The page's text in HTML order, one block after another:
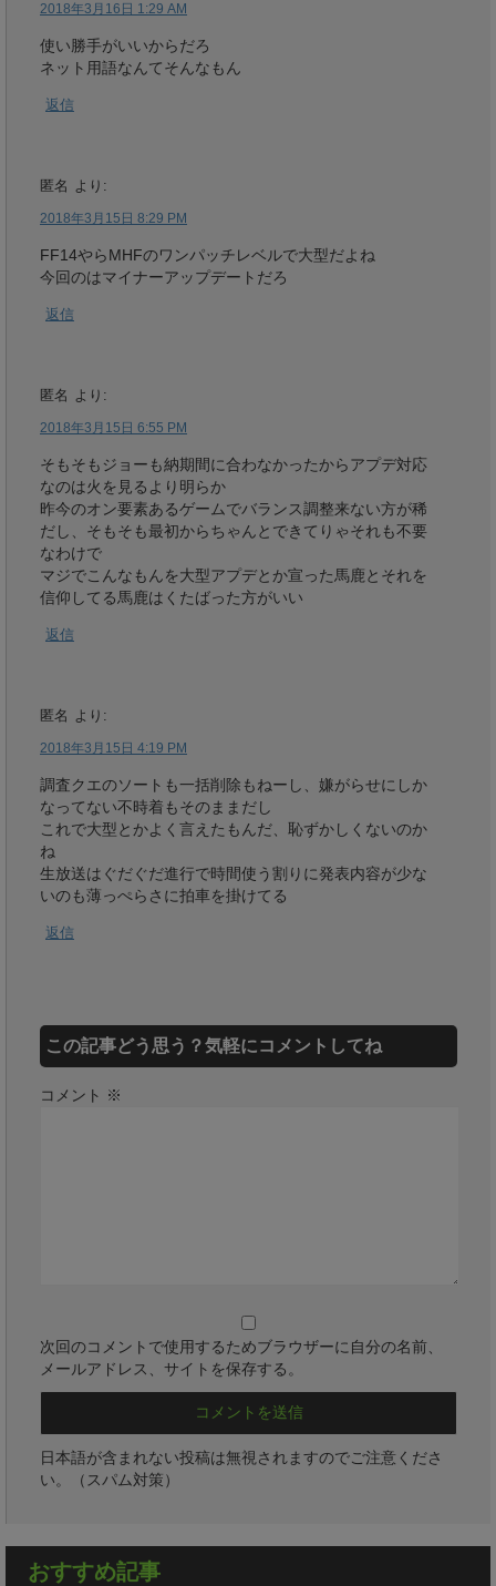
2018年3月16日 1:29 AM
使い勝手がいいからだろ
ネット用語なんてそんなもん
返信
匿名 より:
2018年3月15日 8:29 PM
FF14やらMHFのワンパッチレベルで大型だよね
今回のはマイナーアップデートだろ
返信
匿名 より:
2018年3月15日 6:55 PM
そもそもジョーも納期間に合わなかったからアプデ対応
なのは火を見るより明らか
昨今のオン要素あるゲームでバランス調整来ない方が稀
だし、そもそも最初からちゃんとできてりゃそれも不要
なわけで
マジでこんなもんを大型アプデとか宣った馬鹿とそれを
信仰してる馬鹿はくたばった方がいい
返信
匿名 より:
2018年3月15日 4:19 PM
調査クエのソートも一括削除もねーし、嫌がらせにしか
なってない不時着もそのままだし
これで大型とかよく言えたもんだ、恥ずかしくないのか
ね
生放送はぐだぐだ進行で時間使う割りに発表内容が少な
いのも薄っぺらさに拍車を掛けてる
返信
この記事どう思う？気軽にコメントしてね
コメント ※
次回のコメントで使用するためブラウザーに自分の名前、
メールアドレス、サイトを保存する。
日本語が含まれない投稿は無視されますのでご注意くださ
い。（スパム対策）
おすすめ記事